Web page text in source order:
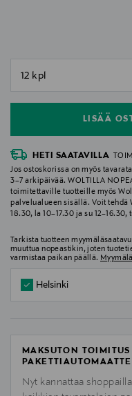
LISÄÄ
null
null
HETI SAATAVILLA
Jos ostoskorissa on myös
3–7 arkipäivää. WOLTILLA
toimitettaville tuotteille myös
palvelualueen sisällä. Voit tehdä
18.30, la 10–17.30 ja su
Tarkista tuotteen
muuttua nopeastikin, joten
varmistaa paikan päällä.
Helsinki
MAKSUTON TOIMITUS
Nyt kannattaa